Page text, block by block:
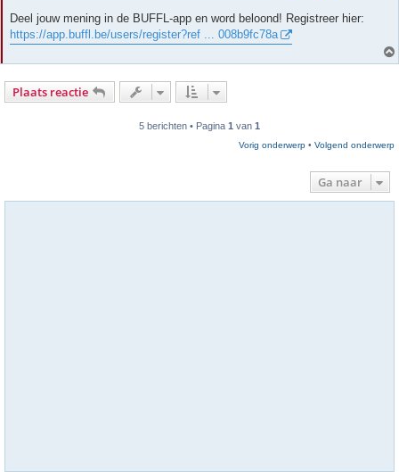
Deel jouw mening in de BUFFL-app en word beloond! Registreer hier:
https://app.buffl.be/users/register?ref ... 008b9fc78a
Plaats reactie
5 berichten • Pagina 1 van 1
Vorig onderwerp • Volgend onderwerp
Ga naar